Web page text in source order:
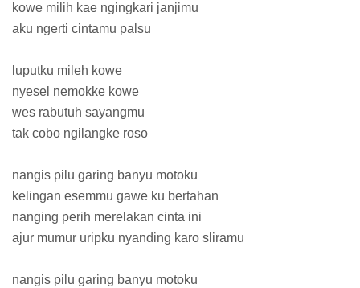
kowe milih kae ngingkari janjimu
aku ngerti cintamu palsu
luputku mileh kowe
nyesel nemokke kowe
wes rabutuh sayangmu
tak cobo ngilangke roso
nangis pilu garing banyu motoku
kelingan esemmu gawe ku bertahan
nanging perih merelakan cinta ini
ajur mumur uripku nyanding karo sliramu
nangis pilu garing banyu motoku